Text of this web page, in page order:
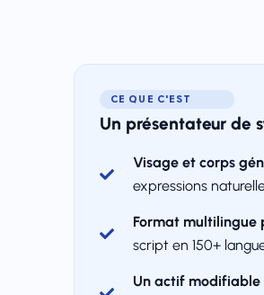
CE QUE C'EST
Un présentateur de
Visage et corps
expressions
Format multilingue
script en 150+
Un actif modifiable